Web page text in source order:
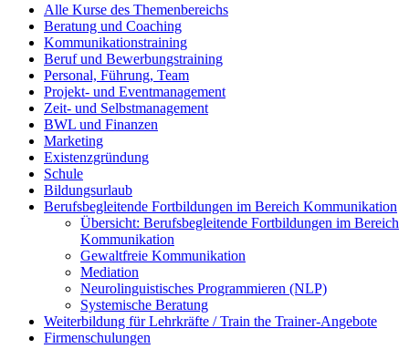
Alle Kurse des Themenbereichs
Beratung und Coaching
Kommunikationstraining
Beruf und Bewerbungstraining
Personal, Führung, Team
Projekt- und Eventmanagement
Zeit- und Selbstmanagement
BWL und Finanzen
Marketing
Existenzgründung
Schule
Bildungsurlaub
Berufsbegleitende Fortbildungen im Bereich Kommunikation
Übersicht: Berufsbegleitende Fortbildungen im Bereich
Kommunikation
Gewaltfreie Kommunikation
Mediation
Neurolinguistisches Programmieren (NLP)
Systemische Beratung
Weiterbildung für Lehrkräfte / Train the Trainer-Angebote
Firmenschulungen